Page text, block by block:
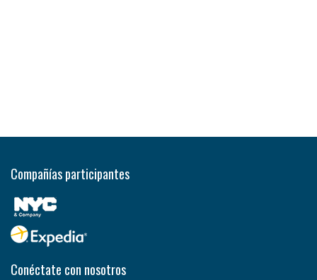
Compañías participantes
Conéctate con nosotros